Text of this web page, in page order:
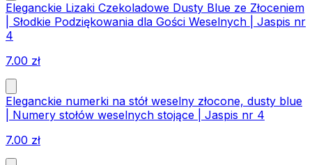
Eleganckie Lizaki Czekoladowe Dusty Blue ze Złoceniem
| Słodkie Podziękowania dla Gości Weselnych | Jaspis nr
4
7.00 zł
Eleganckie numerki na stół weselny złocone, dusty blue
| Numery stołów weselnych stojące | Jaspis nr 4
7.00 zł